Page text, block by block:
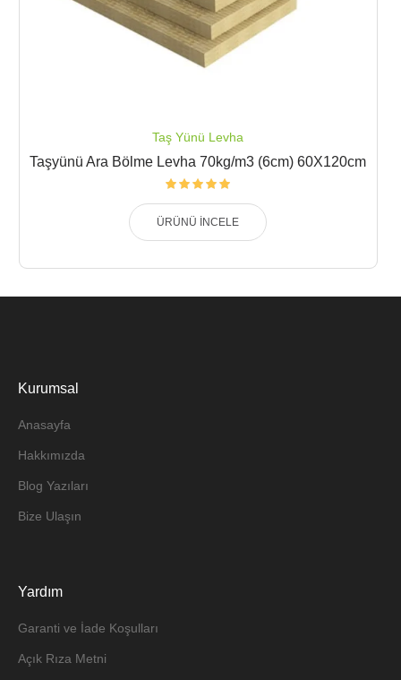
Taş Yünü Levha
Taşyünü Ara Bölme Levha 70kg/m3 (6cm) 60X120cm
ÜRÜNÜ İNCELE
Kurumsal
Anasayfa
Hakkımızda
Blog Yazıları
Bize Ulaşın
Yardım
Garanti ve İade Koşulları
Açık Rıza Metni